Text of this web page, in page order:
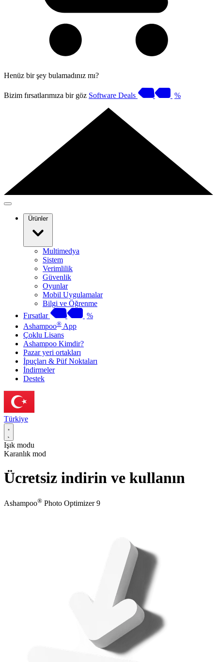
Henüz bir şey bulamadınız mı?
Bizim fırsatlarımıza bir göz Software Deals %
Ürünler
Multimedya
Sistem
Verimlilik
Güvenlik
Oyunlar
Mobil Uygulamalar
Bilgi ve Öğrenme
Fırsatlar
%
Ashampoo® App
Çoklu Lisans
Ashampoo Kimdir?
Pazar yeri ortakları
İpuçları & Püf Noktaları
İndirmeler
Destek
Türkiye
Işık modu
Karanlık mod
Ücretsiz indirin ve kullanın
Ashampoo® Photo Optimizer 9